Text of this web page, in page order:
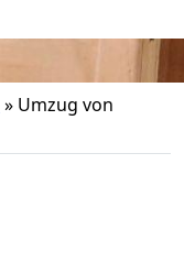
» Umzug von